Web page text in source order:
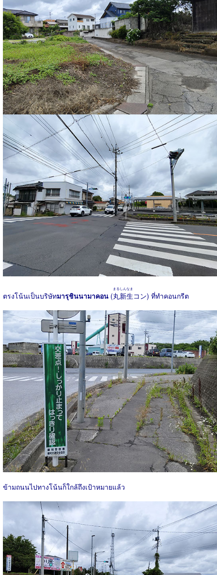
ตรงโน้นเป็นบริษัทมารุชินนามาคอน (丸新生
まるしんなま
コン) ที่ทำคอนกรีต
ข้ามถนนไปทางโน้นก็ใกล้ถึงเป้าหมายแล้ว